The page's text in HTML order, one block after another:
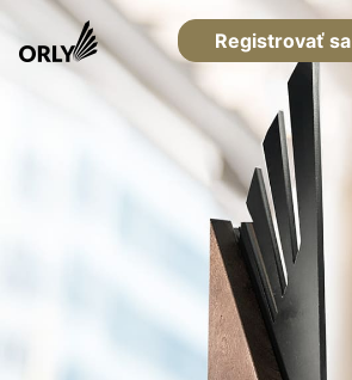
Registrovať sa